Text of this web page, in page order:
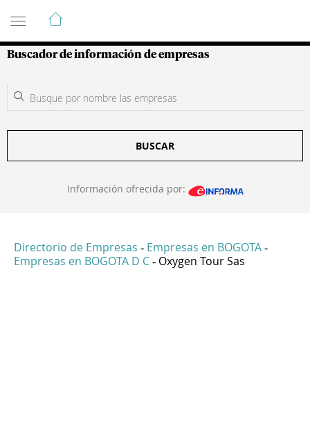
Guía de Empresas Colombianas
Buscador de información de empresas
BUSCAR
Información ofrecida por:
Directorio de Empresas - Empresas en BOGOTA -
Empresas en BOGOTA D C - Oxygen Tour Sas